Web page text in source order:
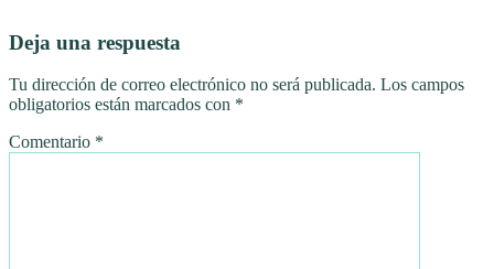
Deja una respuesta
Tu dirección de correo electrónico no será publicada. Los campos
obligatorios están marcados con *
Comentario *